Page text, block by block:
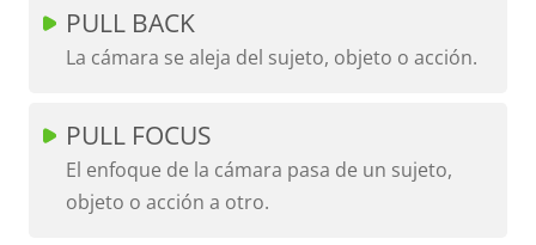
PULL BACK
La cámara se aleja del sujeto, objeto o acción.
PULL FOCUS
El enfoque de la cámara pasa de un sujeto,
objeto o acción a otro.